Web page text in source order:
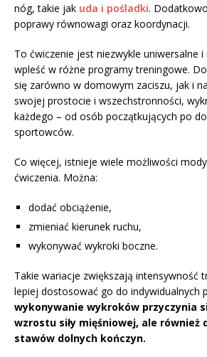
nóg, takie jak uda i pośladki.
poprawy równowagi oraz koordynacji.
To ćwiczenie jest niezwykle uniwersalne
wpleść w różne programy treningowe.
się zarówno w domowym zaciszu, jak i
swojej prostocie i wszechstronności,
każdego – od osób początkujących po
sportowców.
Co więcej, istnieje wiele możliwości
ćwiczenia. Można:
dodać obciążenie,
zmieniać kierunek ruchu,
wykonywać wykroki boczne.
Takie wariacje zwiększają intensywność
lepiej dostosować go do indywidualnych
wykonywanie wykroków przyczynia
wzrostu siły mięśniowej, ale również
stawów dolnych kończyn.